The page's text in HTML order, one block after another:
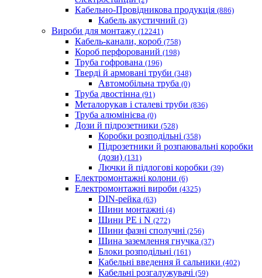
Кабельно-Провідникова продукція (886)
Кабель акустичний (3)
Вироби для монтажу (12241)
Кабель-канали, короб (758)
Короб перфорований (198)
Труба гофрована (196)
Тверді й армовані труби (348)
Автомобільна труба (0)
Труба двостінна (91)
Металорукав і сталеві труби (836)
Труба алюмінієва (0)
Дози й підрозетники (528)
Коробки розподільні (358)
Підрозетники й розпаювальні коробки
(дози) (131)
Лючки й підлогові коробки (39)
Електромонтажні колони (6)
Електромонтажні вироби (4325)
DIN-рейка (63)
Шини монтажні (4)
Шини PE і N (272)
Шини фазні сполучні (256)
Шина заземлення гнучка (37)
Блоки розподільні (161)
Кабельні введення й сальники (402)
Кабельні розгалужувачі (59)